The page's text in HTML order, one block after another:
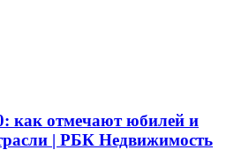
как отмечают юбилей и
| РБК Недвижимость